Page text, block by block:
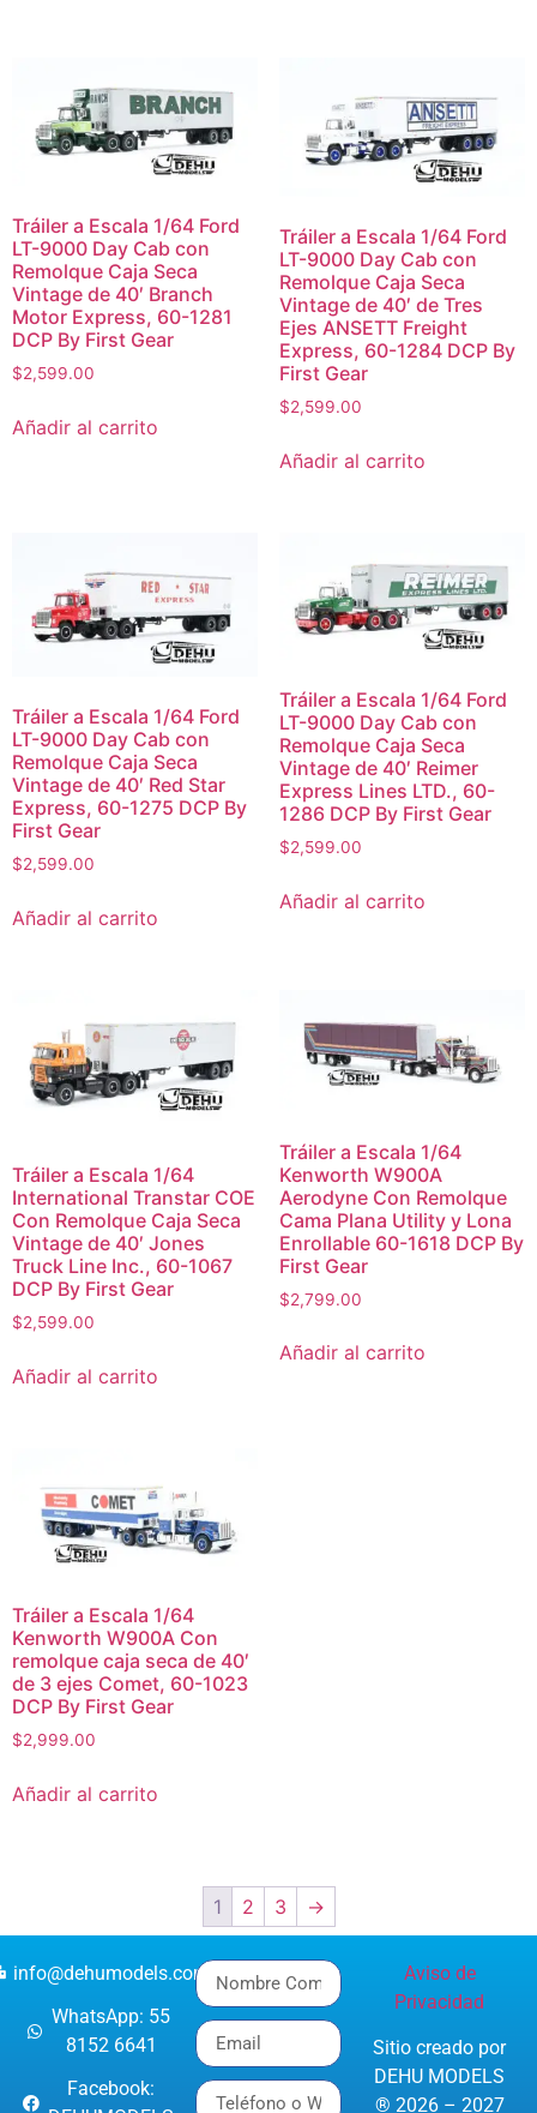
Tráiler a Escala 1/64 Ford
LT-9000 Day Cab con
Remolque Caja Seca
Vintage de 40′ Branch
Motor Express, 60-1281
DCP By First Gear
$2,599.00
Añadir al carrito
Tráiler a Escala 1/64 Ford
LT-9000 Day Cab con
Remolque Caja Seca
Vintage de 40′ de Tres
Ejes ANSETT Freight
Express, 60-1284 DCP By
First Gear
$2,599.00
Añadir al carrito
Tráiler a Escala 1/64 Ford
LT-9000 Day Cab con
Remolque Caja Seca
Vintage de 40′ Red Star
Express, 60-1275 DCP By
First Gear
$2,599.00
Añadir al carrito
Tráiler a Escala 1/64 Ford
LT-9000 Day Cab con
Remolque Caja Seca
Vintage de 40′ Reimer
Express Lines LTD., 60-
1286 DCP By First Gear
$2,599.00
Añadir al carrito
Tráiler a Escala 1/64
International Transtar COE
Con Remolque Caja Seca
Vintage de 40′ Jones
Truck Line Inc., 60-1067
DCP By First Gear
$2,599.00
Añadir al carrito
Tráiler a Escala 1/64
Kenworth W900A
Aerodyne Con Remolque
Cama Plana Utility y Lona
Enrollable 60-1618 DCP By
First Gear
$2,799.00
Añadir al carrito
Tráiler a Escala 1/64
Kenworth W900A Con
remolque caja seca de 40′
de 3 ejes Comet, 60-1023
DCP By First Gear
$2,999.00
Añadir al carrito
1 2 3 →
info@dehumodels.com
WhatsApp: 55
8152 6641
Facebook:
Aviso de
Privacidad
Sitio creado por
DEHU MODELS
® 2026 – 2027